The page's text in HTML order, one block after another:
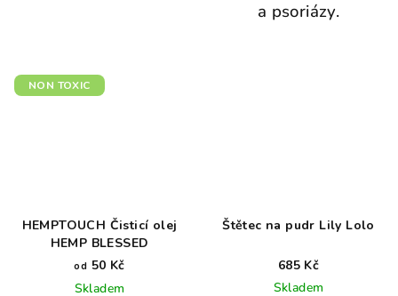
a psoriázy.
NON TOXIC
HEMPTOUCH Čisticí olej
HEMP BLESSED
od 50 Kč
Skladem
Štětec na pudr Lily Lolo
685 Kč
Skladem